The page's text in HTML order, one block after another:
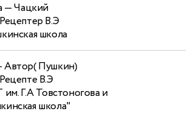
— Чацкий
В.Э
школа
Автор( Пушкин)
В.Э
Г.А Товстоногова и
школа"